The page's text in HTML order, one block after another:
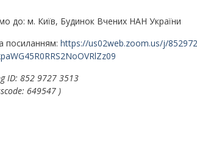
до: м. Київ, Будинок Вчених НАН України
посиланням:https://us02web.zoom.us/j/
ID: 852 9727 3513
649547 )